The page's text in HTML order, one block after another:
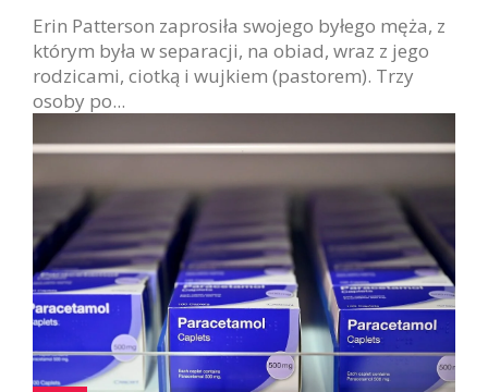
Erin Patterson zaprosiła swojego byłego męża, z
którym była w separacji, na obiad, wraz z jego
rodzicami, ciotką i wujkiem (pastorem). Trzy
osoby po...